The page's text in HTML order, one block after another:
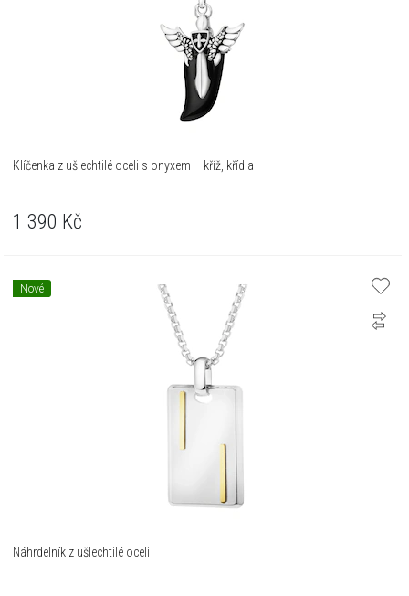
Klíčenka z ušlechtilé oceli s onyxem – kříž, křídla
1 390 Kč
Nové
Náhrdelník z ušlechtilé oceli